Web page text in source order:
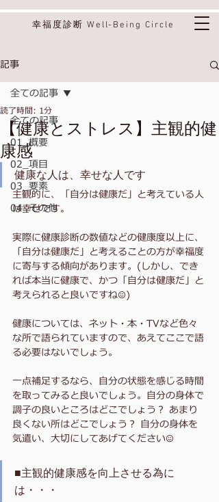
幸福度診断 Well-Being Circle
記事
全ての記事
01_概要
02_項目
03_要素
04_その他
全ての記事
【健康とストレス】主観的健
康感
読了時間: 1分
健康な人は、幸せな人です
主観的に、「自分は健康だ」と考えている人
は幸せです。
実際に健康診断の数値などの健康度以上に、
「自分は健康だ」と考えることの方が幸福度
に寄与する傾向があります。(しかし、でき
れば本当に健康で、かつ「自分は健康だ」と
考えられると良いですね☺️)
健康については、ネット・本・TVなど色々
な所で語られていますので、あえてここで語
る必要はないでしょう。
一点補足するなら、自分の状態を感じる時間
を取ってみると良いでしょう。自分の身体で
調子の良いところはどこでしょう？ あまり
良くない所はどこでしょう？ 自分の身体を
気遣い、大切にしてあげてください☺️
■主観的健康感を向上させる為に
は・・・